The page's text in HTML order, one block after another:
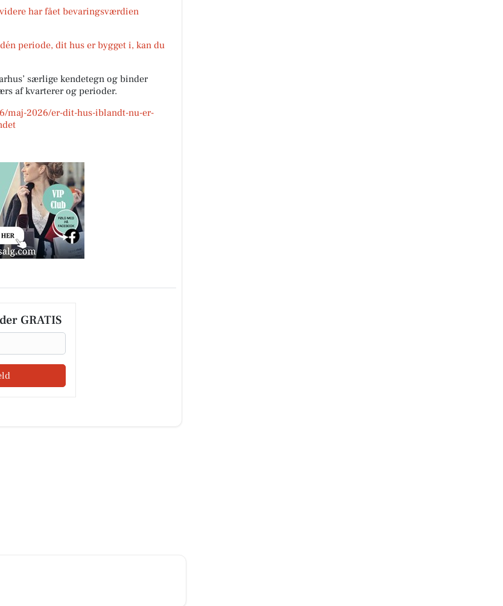
har fået bevaringsværdien
periode, dit hus er bygget i, kan du
særlige kendetegn og binder
af kvarterer og perioder.
maj-2026/er-dit-hus-iblandt-nu-er-
GRATIS